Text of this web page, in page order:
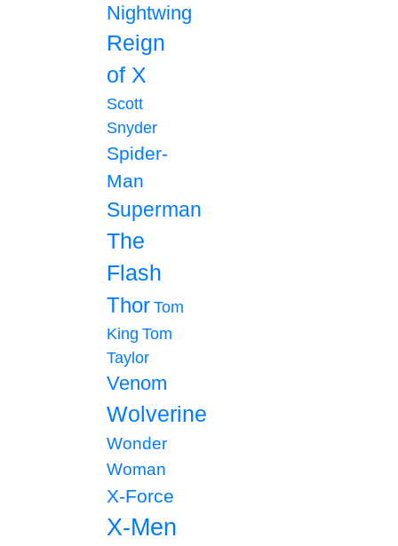
Nightwing
Reign
of X
Scott
Snyder
Spider-
Man
Superman
The
Flash
Thor Tom
King Tom
Taylor
Venom
Wolverine
Wonder
Woman
X-Force
X-Men